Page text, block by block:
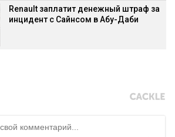
Renault заплатит денежный штраф за
инцидент с Сайнсом в Абу-Даби